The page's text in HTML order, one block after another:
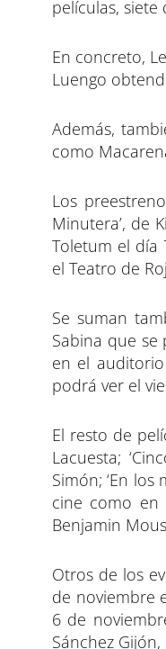
películas, siete
En concreto,
Luengo
Además,
como
Los
Minutera’, de
Toletum el día
el Teatro de
Se suman
Sabina que se
en el auditorio
podrá ver el
El resto de
Lacuesta;
Simón; ‘En los
cine como en
Benjamin
Otros de los
de noviembre
6 de
Sánchez